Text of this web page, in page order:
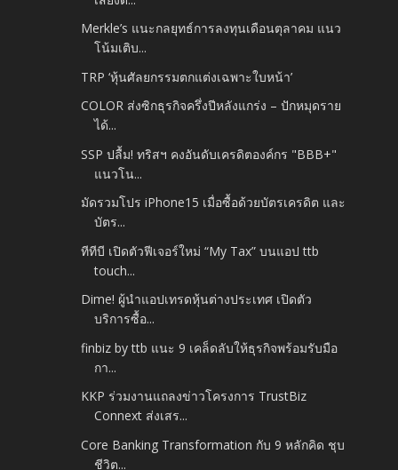
Merkle’s แนะกลยุทธ์การลงทุนเดือนตุลาคม แนว
โน้มเติบ...
TRP ‘หุ้นศัลยกรรมตกแต่งเฉพาะใบหน้า’
COLOR ส่งซิกธุรกิจครึ่งปีหลังแกร่ง – ปักหมุดราย
ได้...
SSP ปลื้ม! ทริสฯ คงอันดับเครดิตองค์กร "BBB+"
แนวโน...
มัดรวมโปร iPhone15 เมื่อซื้อด้วยบัตรเครดิต และ
บัตร...
ทีทีบี เปิดตัวฟีเจอร์ใหม่ “My Tax” บนแอป ttb
touch...
Dime! ผู้นำแอปเทรดหุ้นต่างประเทศ เปิดตัว
บริการซื้อ...
finbiz by ttb แนะ 9 เคล็ดลับให้ธุรกิจพร้อมรับมือ
กา...
KKP ร่วมงานแถลงข่าวโครงการ TrustBiz
Connext ส่งเสร...
Core Banking Transformation กับ 9 หลักคิด ชุบ
ชีวิต...